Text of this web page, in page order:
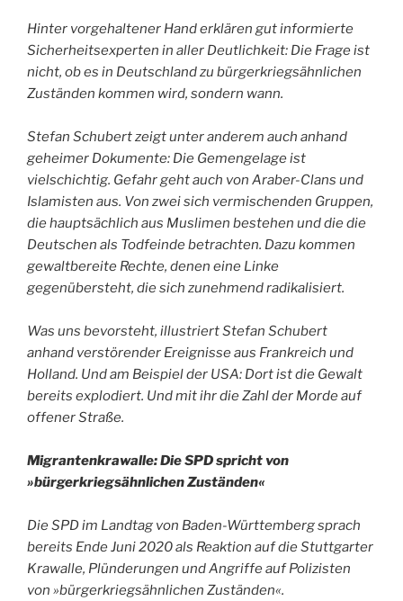
Hinter vorgehaltener Hand erklären gut informierte
Sicherheitsexperten in aller Deutlichkeit: Die Frage ist
nicht, ob es in Deutschland zu bürgerkriegsähnlichen
Zuständen kommen wird, sondern wann.
Stefan Schubert zeigt unter anderem auch anhand
geheimer Dokumente: Die Gemengelage ist
vielschichtig. Gefahr geht auch von Araber-Clans und
Islamisten aus. Von zwei sich vermischenden Gruppen,
die hauptsächlich aus Muslimen bestehen und die die
Deutschen als Todfeinde betrachten. Dazu kommen
gewaltbereite Rechte, denen eine Linke
gegenübersteht, die sich zunehmend radikalisiert.
Was uns bevorsteht, illustriert Stefan Schubert
anhand verstörender Ereignisse aus Frankreich und
Holland. Und am Beispiel der USA: Dort ist die Gewalt
bereits explodiert. Und mit ihr die Zahl der Morde auf
offener Straße.
Migrantenkrawalle: Die SPD spricht von
»bürgerkriegsähnlichen Zuständen«
Die SPD im Landtag von Baden-Württemberg sprach
bereits Ende Juni 2020 als Reaktion auf die Stuttgarter
Krawalle, Plünderungen und Angriffe auf Polizisten
von »bürgerkriegsähnlichen Zuständen«.